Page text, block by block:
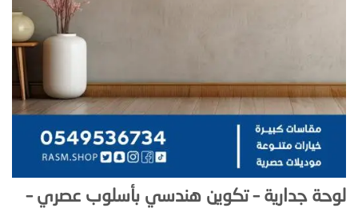
لوحة جدارية – تكوين هندسي بأسلوب عصري –